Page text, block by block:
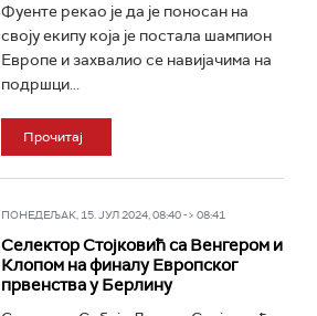
Фуенте рекао је да је поносан на
своју екипу која је постала шампион
Европе и захвалио се навијачима на
подршци...
Прочитај
ПОНЕДЕЉАК, 15. ЈУЛ 2024, 08:40 -> 08:41
Селектор Стојковић са Венгером и
Клопом на финалу Европског
првенства у Берлину